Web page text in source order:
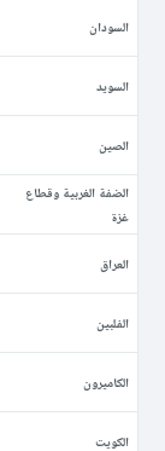
السودان
السويد
الصين
الضفة الغربية وقطاع
غزة
العراق
الفلبين
الكاميرون
الكويت